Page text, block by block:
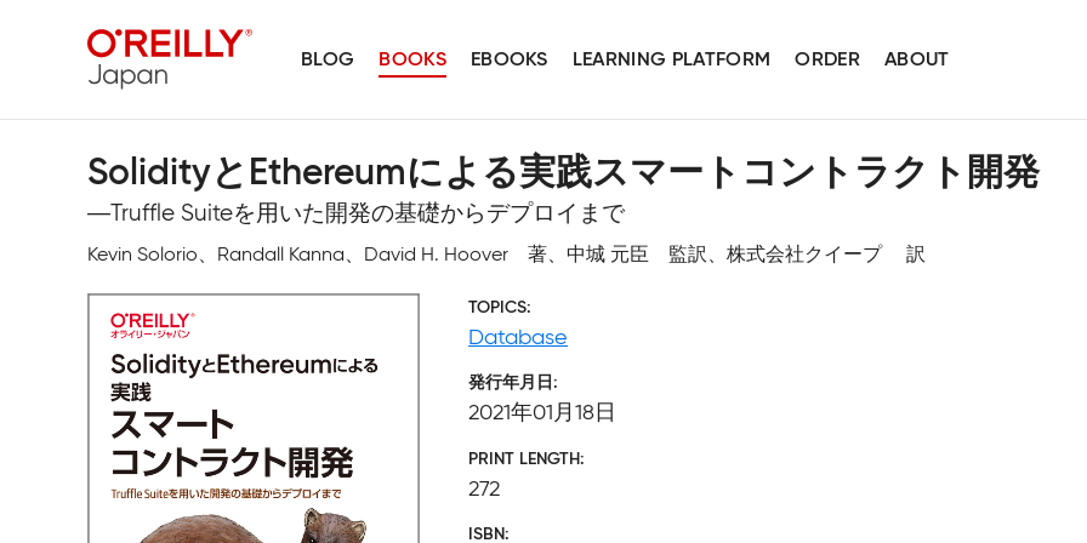
BLOG BOOKS EBOOKS LEARNING PLATFORM ORDER ABOUT
SolidityとEthereumによる実践スマートコントラクト開発
―Truffle Suiteを用いた開発の基礎からデプロイまで
Kevin Solorio、Randall Kanna、David H. Hoover 著、中城 元臣 監訳、株式会社クイープ 訳
TOPICS
Database
発行年月日
2021年01月18日
PRINT LENGTH
272
ISBN